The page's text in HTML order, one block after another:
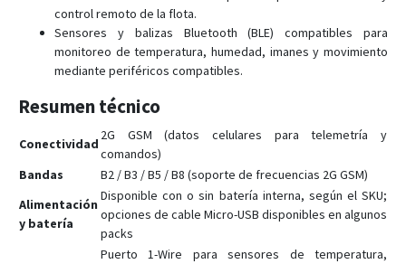
FMM150
FMM230
FMM640
FMM650
FMM80A
FMM880
FMM920
control remoto de la flota.
Sensores y balizas Bluetooth (BLE) compatibles para
monitoreo de temperatura, humedad, imanes y movimiento
mediante periféricos compatibles.
Resumen técnico
Conectividad
2G GSM (datos celulares para telemetría y
comandos)
Bandas
B2 / B3 / B5 / B8 (soporte de frecuencias 2G GSM)
Alimentación
y batería
Disponible con o sin batería interna, según el SKU;
opciones de cable Micro-USB disponibles en algunos
packs
Puerto 1-Wire para sensores de temperatura,